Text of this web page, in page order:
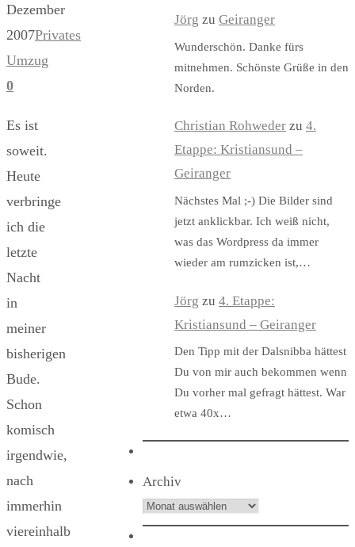
Dezember
2007Privates
Umzug
0
Es ist
soweit.
Heute
verbringe
ich die
letzte
Nacht
in
meiner
bisherigen
Bude.
Schon
komisch
irgendwie,
nach
immerhin
viereinhalb
Jörg zu Geiranger
Wunderschön. Danke fürs
mitnehmen. Schönste Grüße in den
Norden.
Christian Rohweder zu 4.
Etappe: Kristiansund –
Geiranger
Nächstes Mal ;-) Die Bilder sind
jetzt anklickbar. Ich weiß nicht,
was das Wordpress da immer
wieder am rumzicken ist,…
Jörg zu 4. Etappe:
Kristiansund – Geiranger
Den Tipp mit der Dalsnibba hättest
Du von mir auch bekommen wenn
Du vorher mal gefragt hättest. War
etwa 40x…
Archiv